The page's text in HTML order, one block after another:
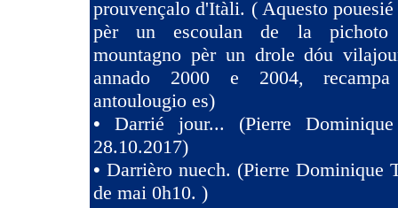
prouvençalo d'Itàli. ( Aquesto
pèr un escoulan de la pichoto
mountagno pèr un drole dóu
annado 2000 e 2004,
antoulougio es)
• Darrié jour... (Pierre
28.10.2017)
• Darrièro nuech. (Pierre Dominique
de mai 0h10. )